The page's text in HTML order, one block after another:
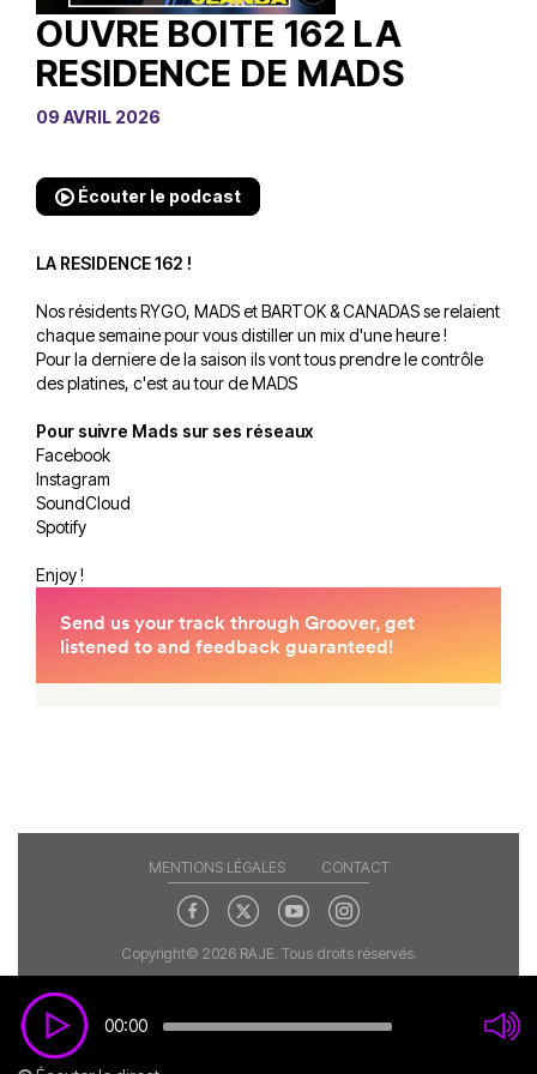
OUVRE BOITE 162 LA
RESIDENCE DE MADS
09 AVRIL 2026
Écouter le podcast
LA RESIDENCE 162 !
Nos résidents RYGO, MADS et BARTOK & CANADAS se relaient
chaque semaine pour vous distiller un mix d'une heure !
Pour la derniere de la saison ils vont tous prendre le contrôle
des platines, c'est au tour de MADS
Pour suivre Mads sur ses réseaux
Facebook
Instagram
SoundCloud
Spotify
Enjoy !
00:00
MENTIONS LÉGALES CONTACT
Copyright© 2026 RAJE. Tous droits réservés.